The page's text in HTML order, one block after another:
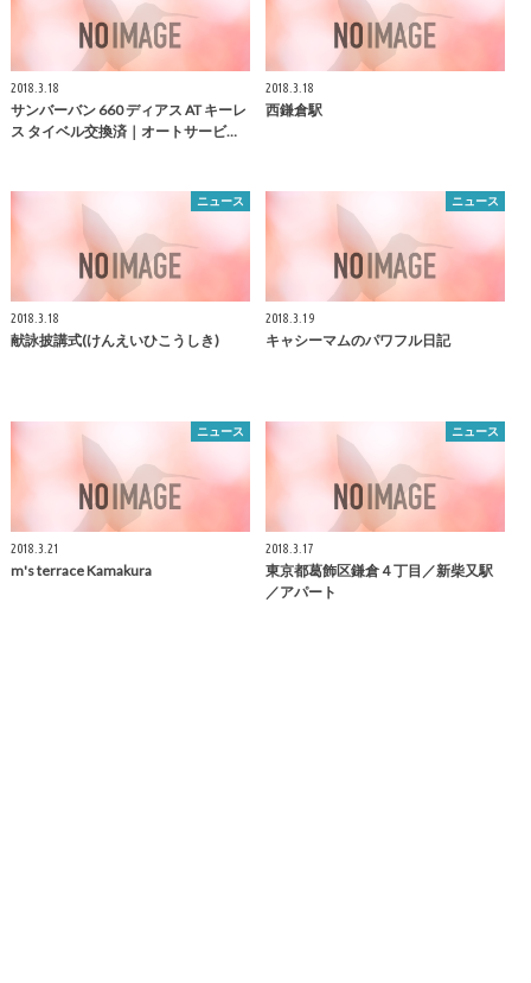
2018.3.18
サンバーバン 660 ディアス AT キーレ
ス タイベル交換済｜オートサービ…
2018.3.18
西鎌倉駅
ニュース
2018.3.18
献詠披講式(けんえいひこうしき)
ニュース
2018.3.19
キャシーマムのパワフル日記
ニュース
2018.3.21
m's terraceKamakura
ニュース
2018.3.17
東京都葛飾区鎌倉４丁目／新柴又駅
／アパート